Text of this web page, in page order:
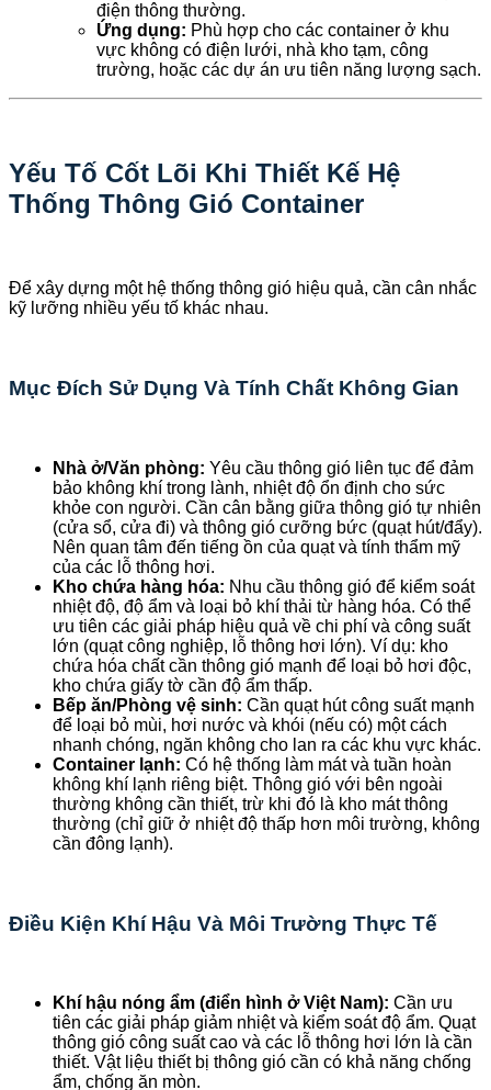
điện thông thường.
Ứng dụng: Phù hợp cho các container ở khu
vực không có điện lưới, nhà kho tạm, công
trường, hoặc các dự án ưu tiên năng lượng sạch.
Yếu Tố Cốt Lõi Khi Thiết Kế Hệ
Thống Thông Gió Container
Để xây dựng một hệ thống thông gió hiệu quả, cần cân nhắc
kỹ lưỡng nhiều yếu tố khác nhau.
Mục Đích Sử Dụng Và Tính Chất Không Gian
Nhà ở/Văn phòng: Yêu cầu thông gió liên tục để đảm
bảo không khí trong lành, nhiệt độ ổn định cho sức
khỏe con người. Cần cân bằng giữa thông gió tự nhiên
(cửa sổ, cửa đi) và thông gió cưỡng bức (quạt hút/đẩy).
Nên quan tâm đến tiếng ồn của quạt và tính thẩm mỹ
của các lỗ thông hơi.
Kho chứa hàng hóa: Nhu cầu thông gió để kiểm soát
nhiệt độ, độ ẩm và loại bỏ khí thải từ hàng hóa. Có thể
ưu tiên các giải pháp hiệu quả về chi phí và công suất
lớn (quạt công nghiệp, lỗ thông hơi lớn). Ví dụ: kho
chứa hóa chất cần thông gió mạnh để loại bỏ hơi độc,
kho chứa giấy tờ cần độ ẩm thấp.
Bếp ăn/Phòng vệ sinh: Cần quạt hút công suất mạnh
để loại bỏ mùi, hơi nước và khói (nếu có) một cách
nhanh chóng, ngăn không cho lan ra các khu vực khác.
Container lạnh: Có hệ thống làm mát và tuần hoàn
không khí lạnh riêng biệt. Thông gió với bên ngoài
thường không cần thiết, trừ khi đó là kho mát thông
thường (chỉ giữ ở nhiệt độ thấp hơn môi trường, không
cần đông lạnh).
Điều Kiện Khí Hậu Và Môi Trường Thực Tế
Khí hậu nóng ẩm (điển hình ở Việt Nam): Cần ưu
tiên các giải pháp giảm nhiệt và kiểm soát độ ẩm. Quạt
thông gió công suất cao và các lỗ thông hơi lớn là cần
thiết. Vật liệu thiết bị thông gió cần có khả năng chống
ẩm, chống ăn mòn.